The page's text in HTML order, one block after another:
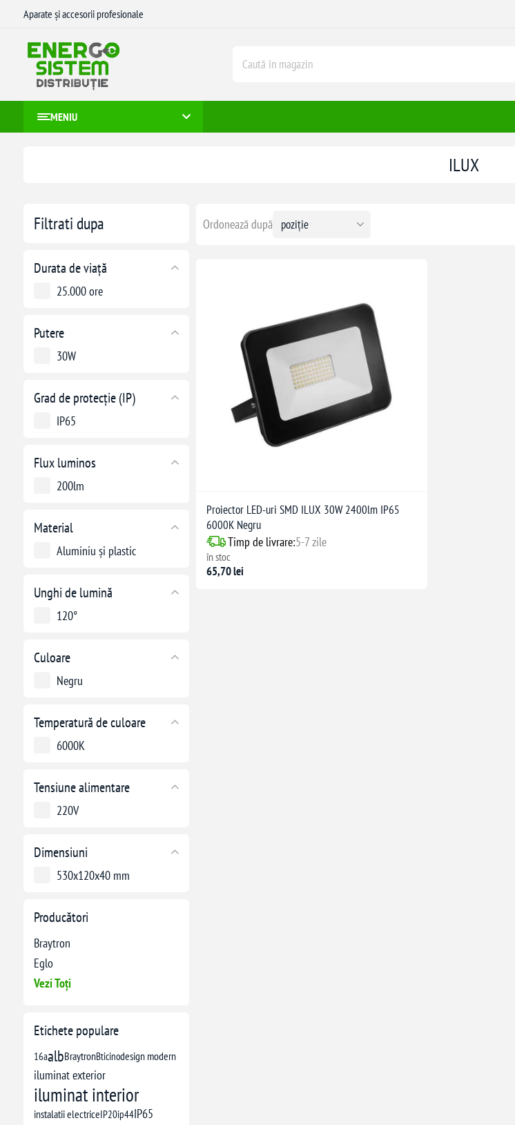
Aparate și accesorii profesionale
MENIU
Filtrati dupa
Durata de viață
25.000 ore
Putere
30W
Grad de protecție (IP)
IP65
Flux luminos
200lm
Material
Aluminiu și plastic
Unghi de lumină
120°
Culoare
Negru
Temperatură de culoare
6000K
Tensiune alimentare
220V
Dimensiuni
530x120x40 mm
Producători
Braytron
Eglo
Vezi Toți
Etichete populare
16aalbBraytronBticinodesign modern
iluminat exterior
iluminat interior
instalatii electriceIP20ip44IP65
ILUX
Ordonează după
Proiector LED-uri SMD ILUX 30W 2400lm IP65
6000K Negru
Timp de livrare:5-7 zile
în stoc
65,70 lei